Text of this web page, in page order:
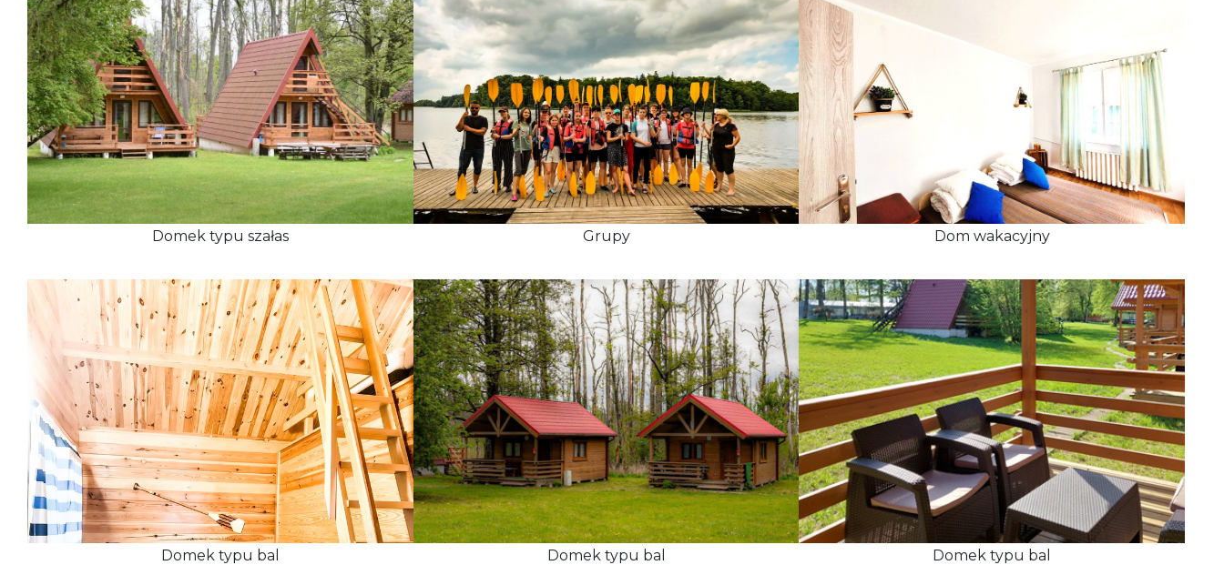
Domek typu szałas Grupy Dom wakacyjny
Domek typu bal Domek typu bal Domek typu bal